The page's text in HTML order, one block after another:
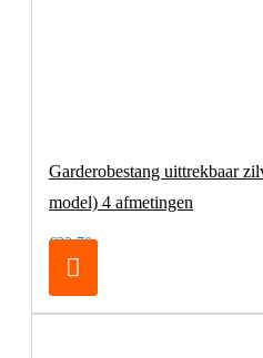
Garderobestang uittrekbaar
model) 4 afmetingen
€32,70